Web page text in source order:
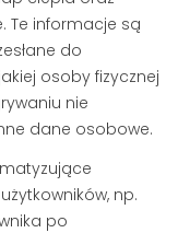
Te informacje są
do
osoby fizycznej
nie
dane osobowe.
np.
po